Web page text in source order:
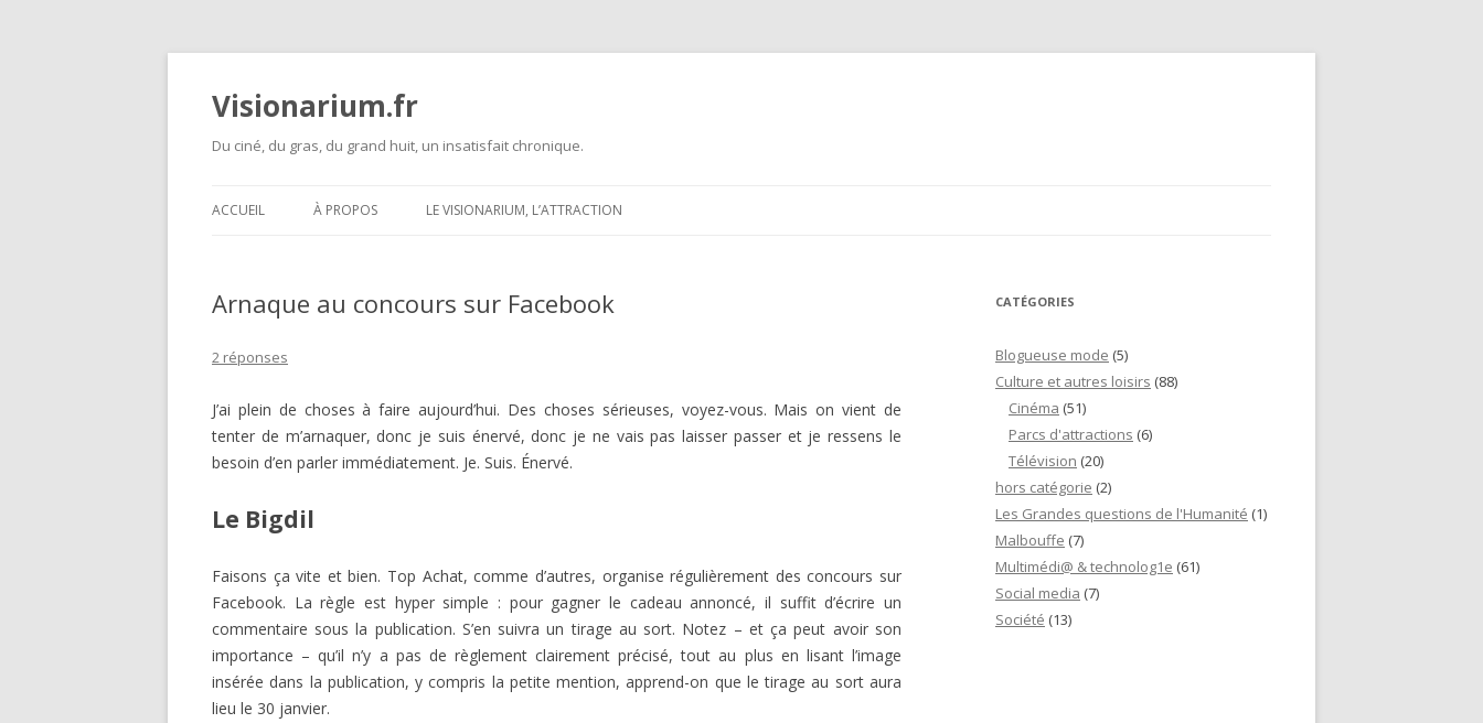
Visionarium.fr
Du ciné, du gras, du grand huit, un insatisfait chronique.
ACCUEIL À PROPOS LE VISIONARIUM, L’ATTRACTION
Arnaque au concours sur Facebook
2 réponses
J’ai plein de choses à faire aujourd’hui. Des choses sérieuses, voyez-vous. Mais on vient de
tenter de m’arnaquer, donc je suis énervé, donc je ne vais pas laisser passer et je ressens le
besoin d’en parler immédiatement. Je. Suis. Énervé.
Le Bigdil
Faisons ça vite et bien. Top Achat, comme d’autres, organise régulièrement des concours sur
Facebook. La règle est hyper simple : pour gagner le cadeau annoncé, il suffit d’écrire un
commentaire sous la publication. S’en suivra un tirage au sort. Notez – et ça peut avoir son
importance – qu’il n’y a pas de règlement clairement précisé, tout au plus en lisant l’image
insérée dans la publication, y compris la petite mention, apprend-on que le tirage au sort aura
lieu le 30 janvier.
CATÉGORIES
Blogueuse mode (5)
Culture et autres loisirs (88)
Cinéma (51)
Parcs d'attractions (6)
Télévision (20)
hors catégorie (2)
Les Grandes questions de l'Humanité (1)
Malbouffe (7)
Multimédi@ & technolog1e (61)
Social media (7)
Société (13)